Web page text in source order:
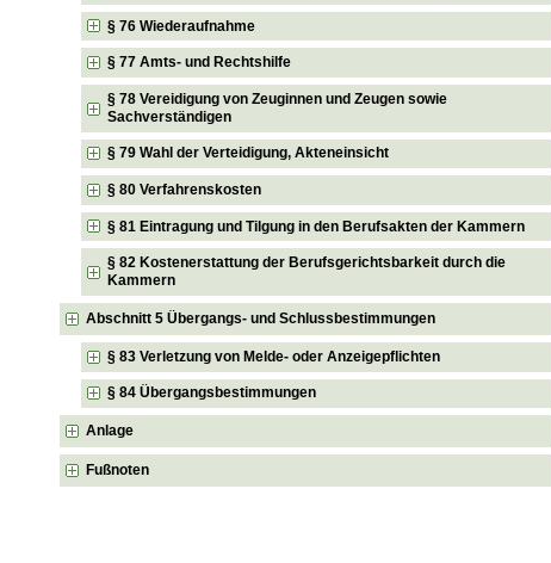
§ 76 Wiederaufnahme
§ 77 Amts- und Rechtshilfe
§ 78 Vereidigung von Zeuginnen und Zeugen sowie
Sachverständigen
§ 79 Wahl der Verteidigung, Akteneinsicht
§ 80 Verfahrenskosten
§ 81 Eintragung und Tilgung in den Berufsakten der Kammern
§ 82 Kostenerstattung der Berufsgerichtsbarkeit durch die
Kammern
Abschnitt 5 Übergangs- und Schlussbestimmungen
§ 83 Verletzung von Melde- oder Anzeigepflichten
§ 84 Übergangsbestimmungen
Anlage
Fußnoten